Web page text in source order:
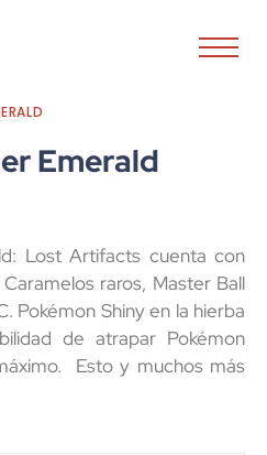
Emerald
Lost Artifacts cuenta con
raros, Master Ball
Pokémon Shiny en la hierba
de atrapar Pokémon
Esto y muchos más